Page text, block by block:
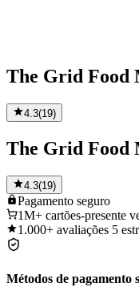
The Grid Food
4.3(19)
The Grid Food
4.3(19)
Pagamento seguro
1M+ cartões-presente
1.000+ avaliações 5
Métodos de pagamento